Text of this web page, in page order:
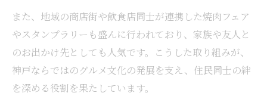
また、地域の商店街や飲食店同士が連携した焼肉フェア
やスタンプラリーも盛んに行われており、家族や友人と
のお出かけ先としても人気です。こうした取り組みが、
神戸ならではのグルメ文化の発展を支え、住民同士の絆
を深める役割を果たしています。